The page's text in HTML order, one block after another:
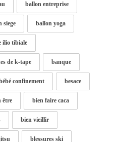
ballon entreprise
siege ballon yoga
ilio tibiale
de k-tape banque
confinement besace
être bien faire caca
bien vieillir
blessures ski